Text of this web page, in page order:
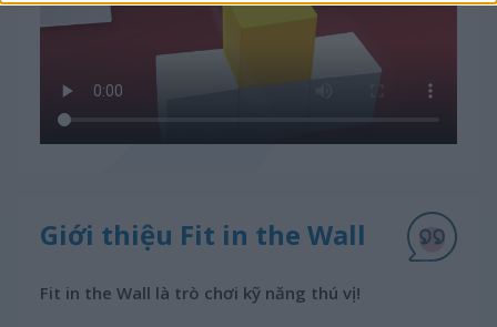
Giới thiệu Fit in the Wall
Fit in the Wall là trò chơi kỹ năng thú vị!